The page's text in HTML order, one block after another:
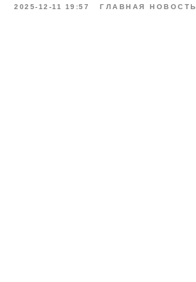
2025-12-11 19:57 ГЛАВНАЯ НОВОСТЬ